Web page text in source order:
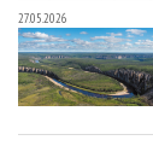
27.05.2026